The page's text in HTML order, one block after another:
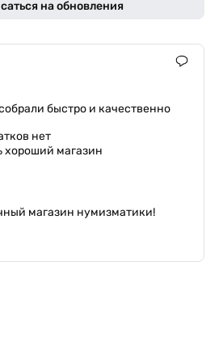
на обновления
быстро и качественно
нет
хороший магазин
магазин нумизматики!